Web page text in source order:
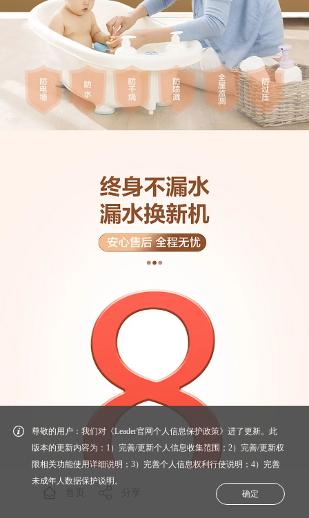
尊敬的用户：我们对《Leader官网个人信息保护政策》进了更新。此
版本的更新内容为：1）完善/更新个人信息收集范围；2）完善/更新权
限相关功能使用详细说明；3）完善个人信息权利行使说明；4）完善
未成年人数据保护说明。
确定